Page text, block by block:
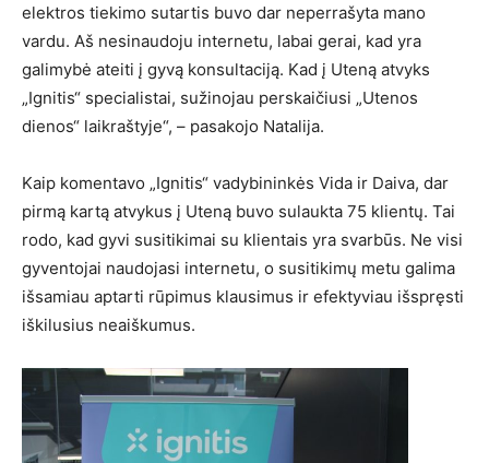
elektros tiekimo sutartis buvo dar neperrašyta mano
vardu. Aš nesinaudoju internetu, labai gerai, kad yra
galimybė ateiti į gyvą konsultaciją. Kad į Uteną atvyks
„Ignitis“ specialistai, sužinojau perskaičiusi „Utenos
dienos“ laikraštyje“, – pasakojo Natalija.
Kaip komentavo „Ignitis“ vadybininkės Vida ir Daiva, dar
pirmą kartą atvykus į Uteną buvo sulaukta 75 klientų. Tai
rodo, kad gyvi susitikimai su klientais yra svarbūs. Ne visi
gyventojai naudojasi internetu, o susitikimų metu galima
išsamiau aptarti rūpimus klausimus ir efektyviau išspręsti
iškilusius neaiškumus.